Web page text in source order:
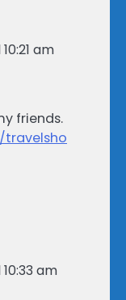
am
friends.
am